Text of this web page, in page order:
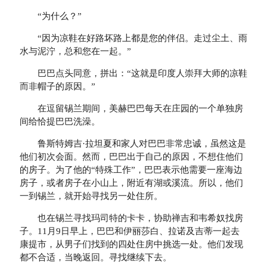
“为什么？”
“因为凉鞋在好路坏路上都是您的伴侣。走过尘土、雨
水与泥泞，总和您在一起。”
巴巴点头同意，拼出：“这就是印度人崇拜大师的凉鞋
而非帽子的原因。”
在逗留锡兰期间，美赫巴巴每天在庄园的一个单独房
间给恰提巴巴洗澡。
鲁斯特姆吉·拉坦夏和家人对巴巴非常忠诚，虽然这是
他们初次会面。然而，巴巴出于自己的原因，不想住他们
的房子。为了他的“特殊工作”，巴巴表示他需要一座海边
房子，或者房子在小山上，附近有湖或溪流。所以，他们
一到锡兰，就开始寻找另一处住所。
也在锡兰寻找玛司特的卡卡，协助禅吉和韦希奴找房
子。11月9日早上，巴巴和伊丽莎白、拉诺及吉蒂一起去
康提市，从男子们找到的四处住房中挑选一处。他们发现
都不合适，当晚返回。寻找继续下去。